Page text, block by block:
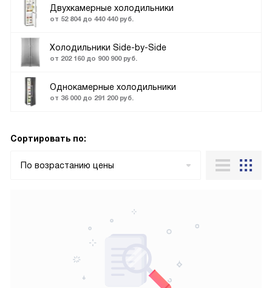
Двухкамерные холодильники
от 52 804 до 440 440 руб.
Холодильники Side-by-Side
от 202 160 до 900 900 руб.
Однокамерные холодильники
от 36 000 до 291 200 руб.
Сортировать по:
По возрастанию цены